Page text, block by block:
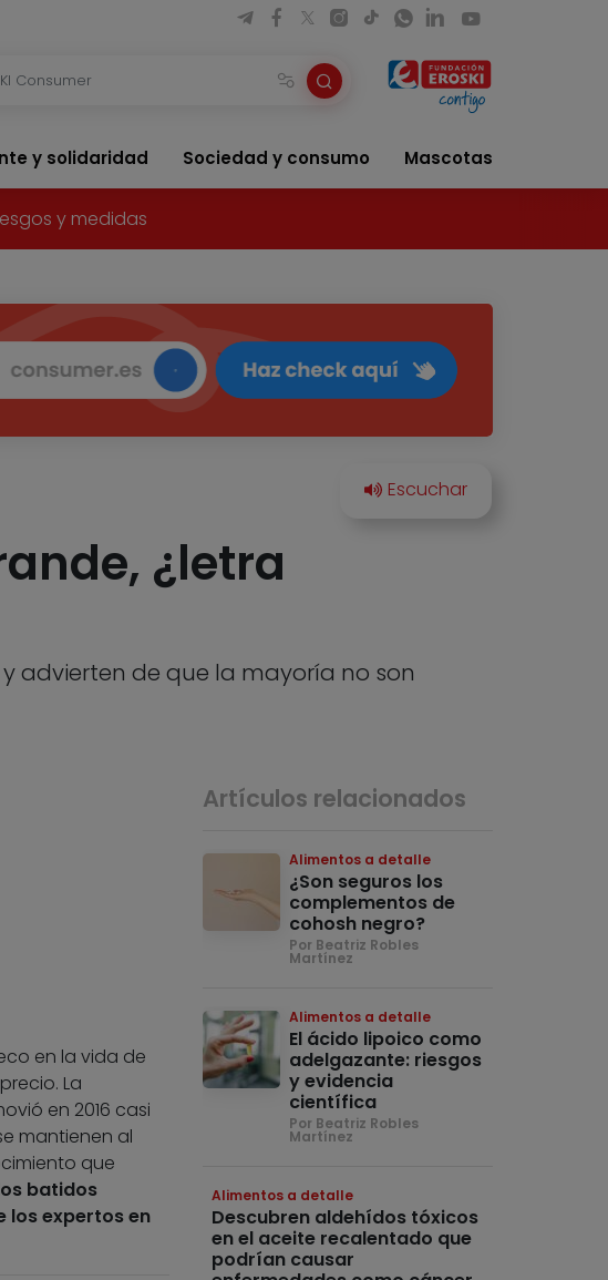
y solidaridad Sociedad y consumo Mascotas
y medidas
¿letra
advierten de que la mayoría no son
en la vida de
La
en 2016 casi
mantienen al
que
batidos
los expertos en
Artículos relacionados
Alimentos a detalle
¿Son seguros los
complementos de
cohosh negro?
Por Beatriz Robles
Martínez
Alimentos a detalle
El ácido lipoico como
adelgazante: riesgos
y evidencia
científica
Por Beatriz Robles
Martínez
Alimentos a detalle
Descubren aldehídos tóxicos
en el aceite recalentado que
podrían causar